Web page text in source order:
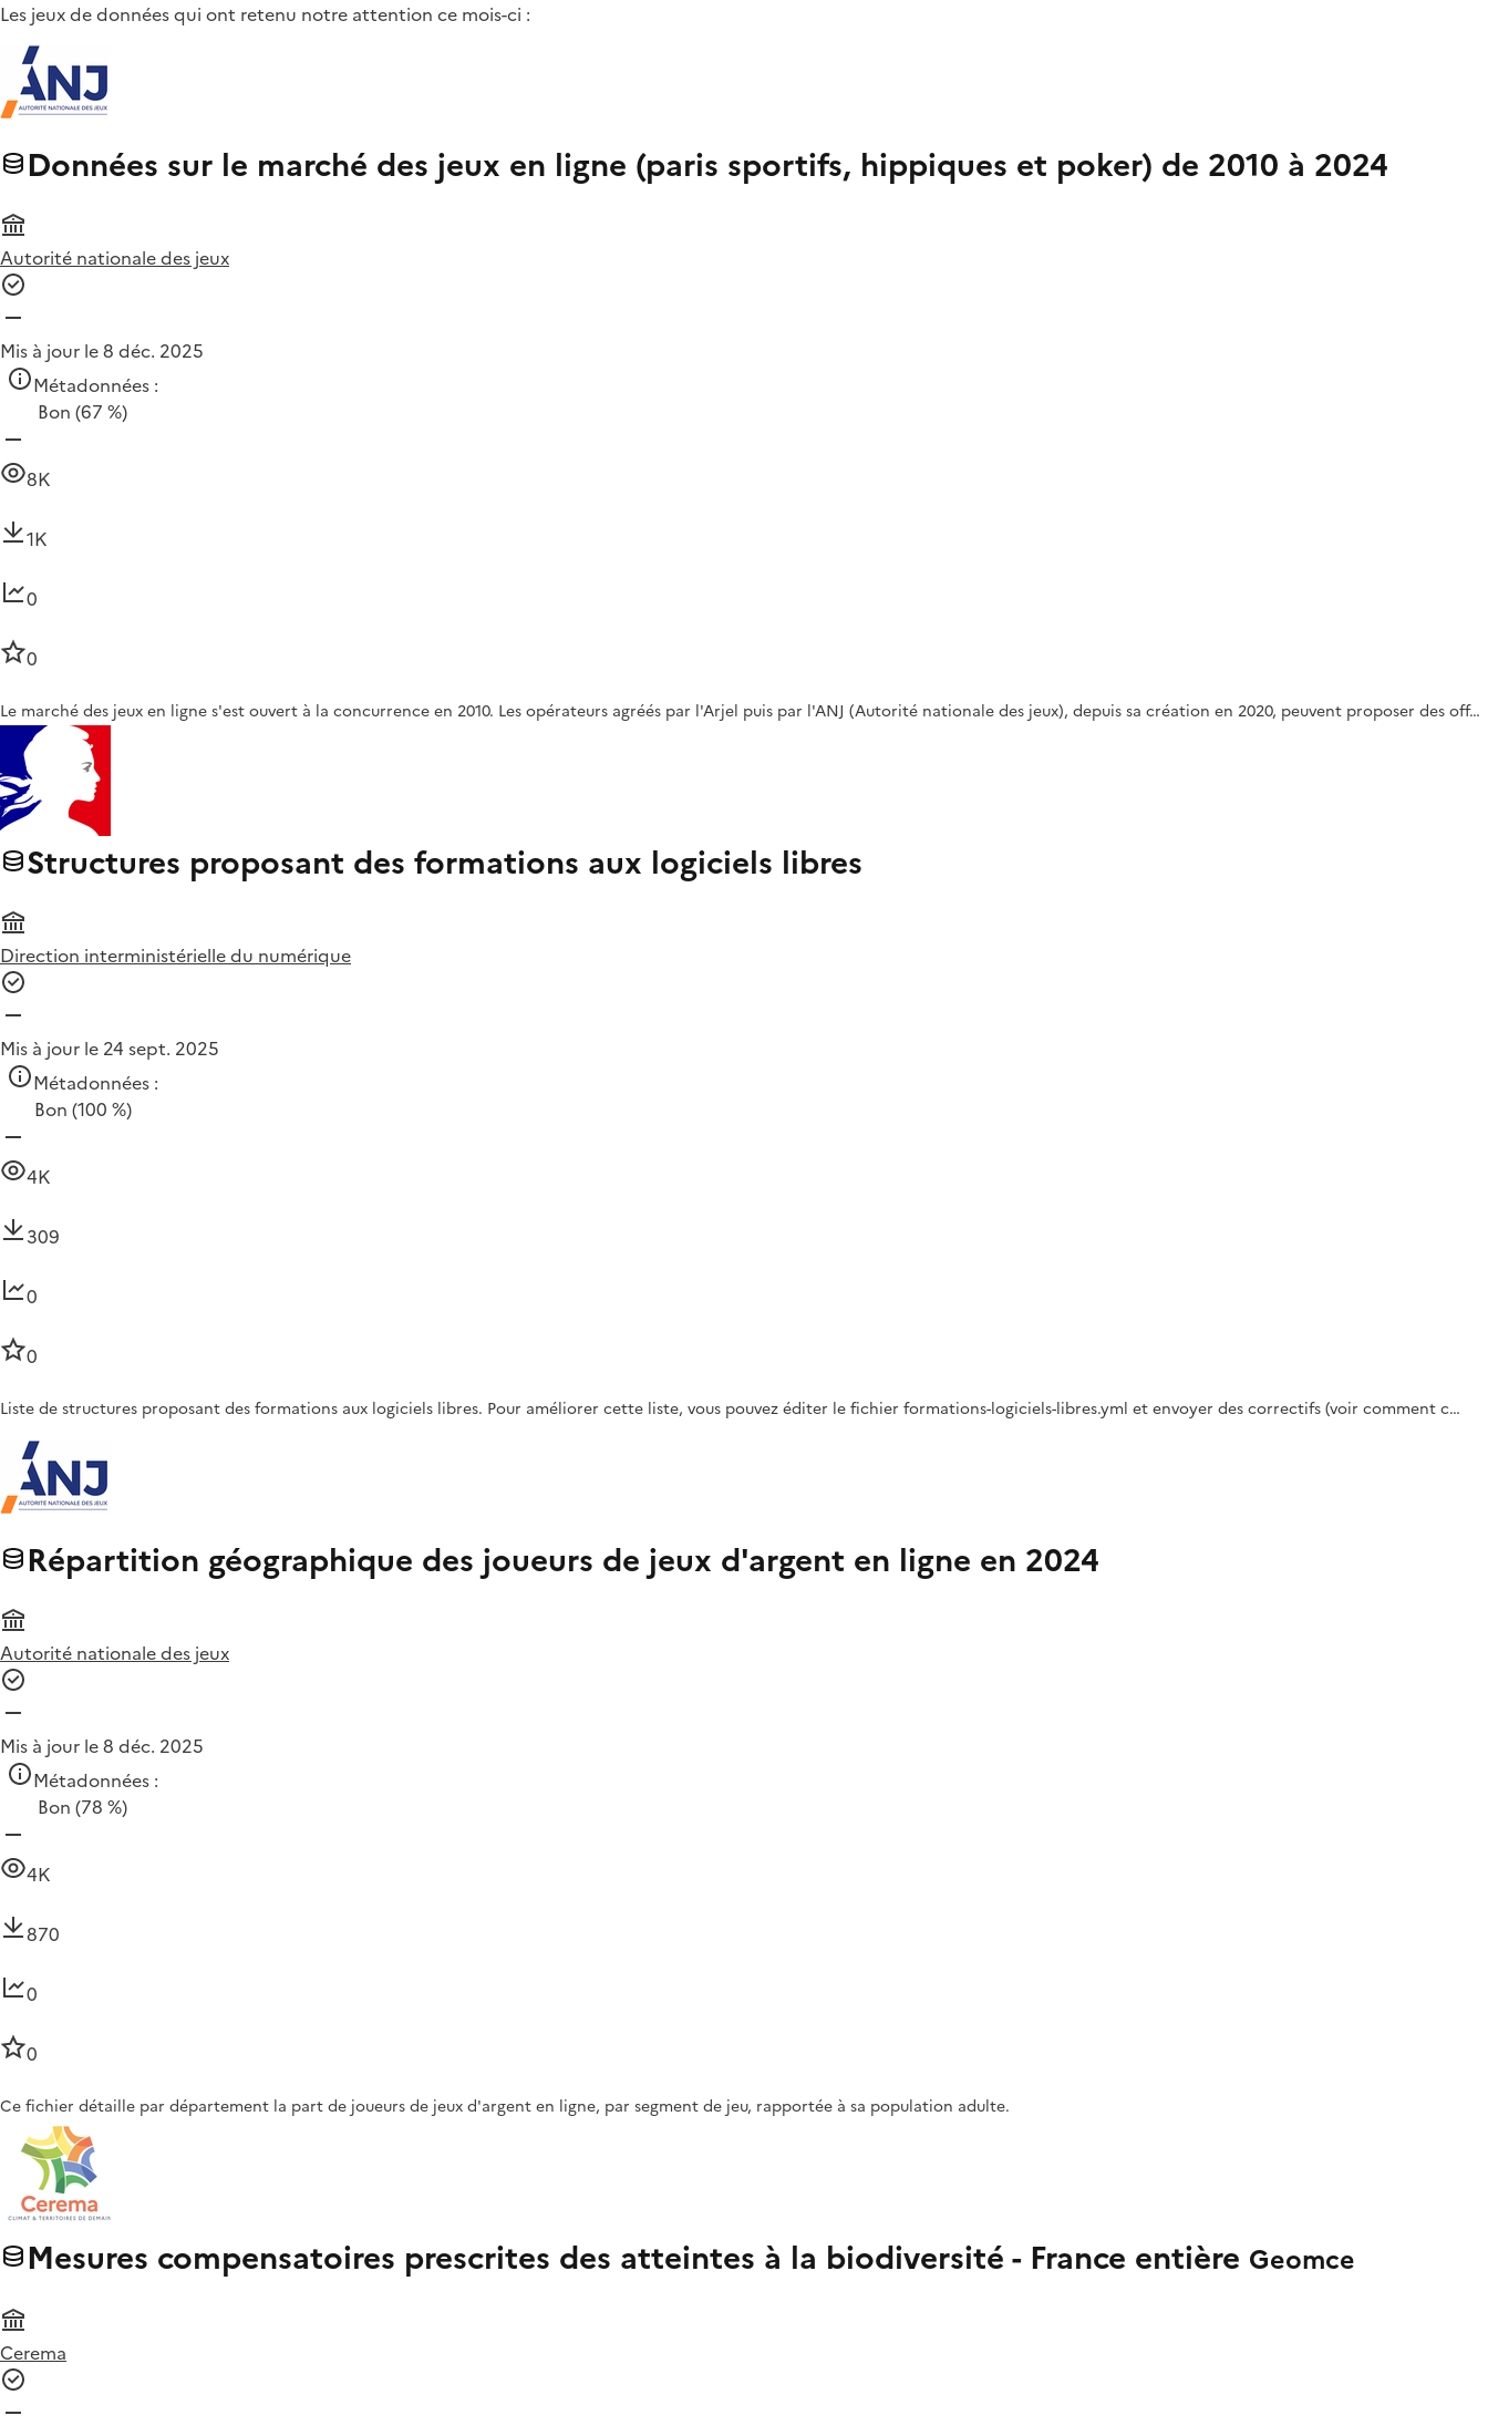
Les jeux de données qui ont retenu notre attention ce mois-ci :
Données sur le marché des jeux en ligne (paris sportifs, hippiques et poker) de 2010 à 2024
Autorité nationale des jeux
Mis à jour le 8 déc. 2025
Métadonnées :
Bon (67 %)
8K
1K
0
0
Le marché des jeux en ligne s'est ouvert à la concurrence en 2010. Les opérateurs agréés par l'Arjel puis par l'ANJ (Autorité nationale des jeux), depuis sa création en 2020, peuvent proposer des off…
Structures proposant des formations aux logiciels libres
Direction interministérielle du numérique
Mis à jour le 24 sept. 2025
Métadonnées :
Bon (100 %)
4K
309
0
0
Liste de structures proposant des formations aux logiciels libres. Pour améliorer cette liste, vous pouvez éditer le fichier formations-logiciels-libres.yml et envoyer des correctifs (voir comment c…
Répartition géographique des joueurs de jeux d'argent en ligne en 2024
Autorité nationale des jeux
Mis à jour le 8 déc. 2025
Métadonnées :
Bon (78 %)
4K
870
0
0
Ce fichier détaille par département la part de joueurs de jeux d'argent en ligne, par segment de jeu, rapportée à sa population adulte.
Mesures compensatoires prescrites des atteintes à la biodiversité - France entière Geomce
Cerema